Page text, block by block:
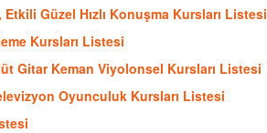
Güzel Hızlı Konuşma Kursları Listesi
Kursları Listesi
Gitar Keman Viyolonsel Kursları Listesi
Oyunculuk Kursları Listesi